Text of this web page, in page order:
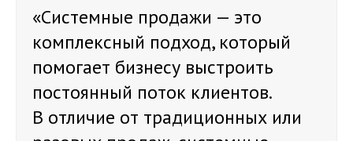
«Системные продажи — это
комплексный подход, который
помогает бизнесу выстроить
постоянный поток клиентов.
В отличие от традиционных или